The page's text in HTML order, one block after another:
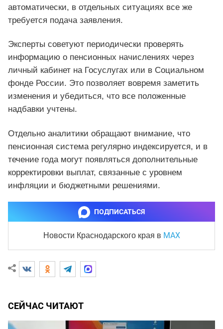
автоматически, в отдельных ситуациях все же
требуется подача заявления.
Эксперты советуют периодически проверять
информацию о пенсионных начислениях через
личный кабинет на Госуслугах или в Социальном
фонде России. Это позволяет вовремя заметить
изменения и убедиться, что все положенные
надбавки учтены.
Отдельно аналитики обращают внимание, что
пенсионная система регулярно индексируется, и в
течение года могут появляться дополнительные
корректировки выплат, связанные с уровнем
инфляции и бюджетными решениями.
ПОДПИСАТЬСЯ
Новости Краснодарского края в MAX
СЕЙЧАС ЧИТАЮТ